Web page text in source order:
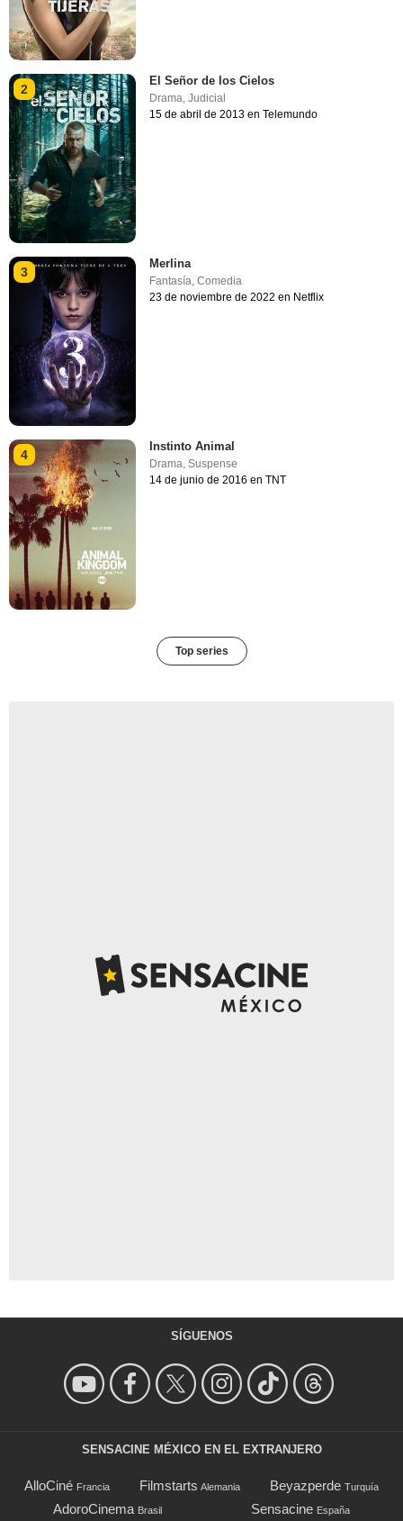
2
El Señor de los Cielos
Drama ,Judicial
15 de abril de 2013 en Telemundo
3
Merlina
Fantasía,Comedia
23 de noviembre de 2022 en Netflix
4
Instinto Animal
Drama,Suspense
14 de junio de 2016 en TNT
Top series
SÍGUENOS
SENSACINE MÉXICO EN EL EXTRANJERO
AlloCiné Francia Filmstarts Alemania Beyazperde Turquía
AdoroCinema Brasil Sensacine España